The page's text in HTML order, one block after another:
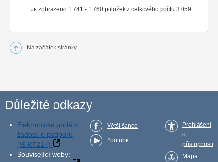
Je zobrazeno 1 741 - 1 760 položek z celkového počtu 3 059.
Na začátek stránky
Důležité odkazy
Elektronické podání
žádosti o podporu
(IS KP21+)
Související weby:
Větší šance
Youtube
Prohlášení
o
přístupnosti
Mapa